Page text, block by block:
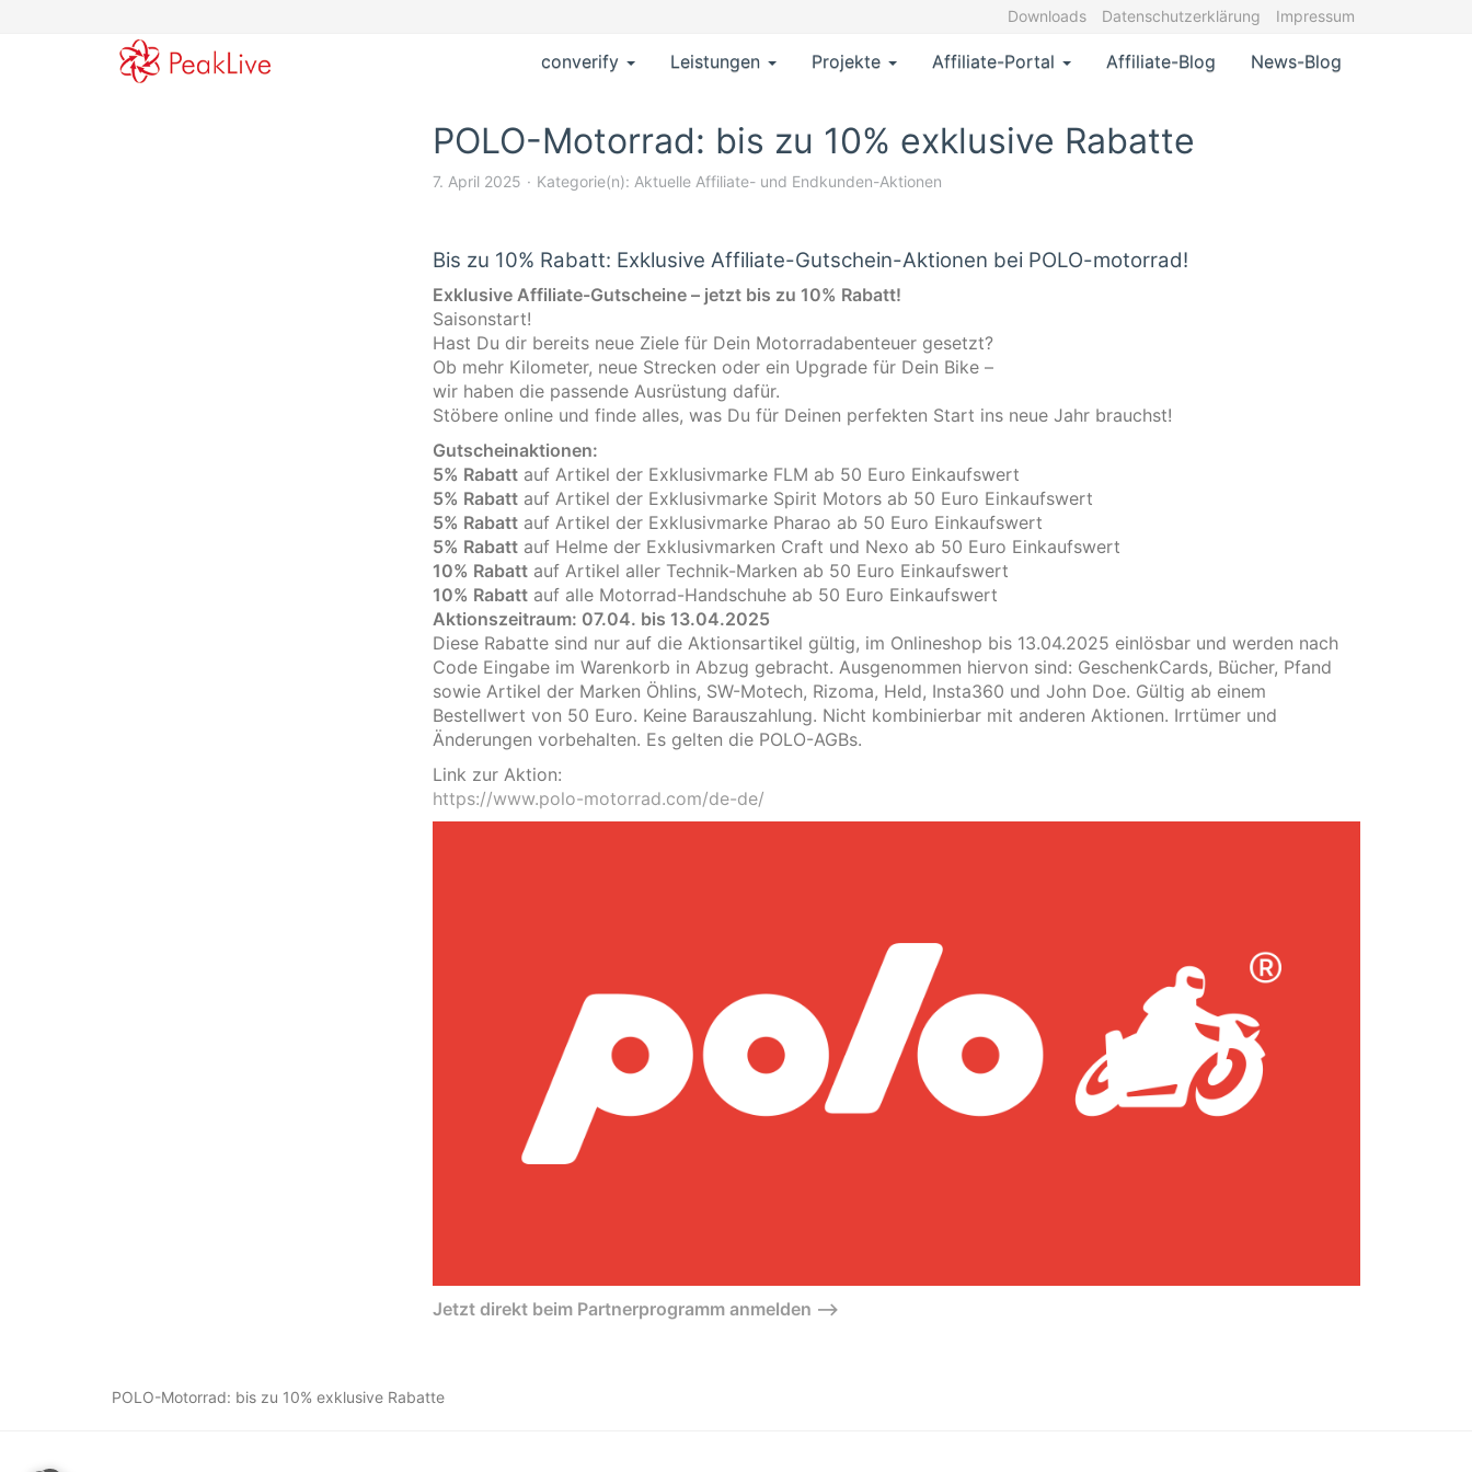
Downloads Datenschutzerklärung Impressum
converify Leistungen Projekte Affiliate-Portal Affiliate-Blog News-Blog
POLO-Motorrad: bis zu 10% exklusive Rabatte
7. April 2025 Kategorie(n): Aktuelle Affiliate- und Endkunden-Aktionen
Bis zu 10% Rabatt: Exklusive Affiliate-Gutschein-Aktionen bei POLO-motorrad!
Exklusive Affiliate-Gutscheine – jetzt bis zu 10% Rabatt!
Saisonstart!
Hast Du dir bereits neue Ziele für Dein Motorradabenteuer gesetzt?
Ob mehr Kilometer, neue Strecken oder ein Upgrade für Dein Bike –
wir haben die passende Ausrüstung dafür.
Stöbere online und finde alles, was Du für Deinen perfekten Start ins neue Jahr brauchst!
Gutscheinaktionen:
5% Rabattauf Artikel der Exklusivmarke FLM ab 50 Euro Einkaufswert
5% Rabattauf Artikel der Exklusivmarke Spirit Motors ab 50 Euro Einkaufswert
5% Rabattauf Artikel der Exklusivmarke Pharao ab 50 Euro Einkaufswert
5% Rabattauf Helme der Exklusivmarken Craft und Nexo ab 50 Euro Einkaufswert
10% Rabattauf Artikel aller Technik-Marken ab 50 Euro Einkaufswert
10% Rabattauf alle Motorrad-Handschuhe ab 50 Euro Einkaufswert
Aktionszeitraum: 07.04. bis 13.04.2025
Diese Rabatte sind nur auf die Aktionsartikel gültig, im Onlineshop bis 13.04.2025 einlösbar und werden nach
Code Eingabe im Warenkorb in Abzug gebracht. Ausgenommen hiervon sind: GeschenkCards, Bücher, Pfand
sowie Artikel der Marken Öhlins, SW-Motech, Rizoma, Held, Insta360 und John Doe. Gültig ab einem
Bestellwert von 50 Euro. Keine Barauszahlung. Nicht kombinierbar mit anderen Aktionen. Irrtümer und
Änderungen vorbehalten. Es gelten die POLO-AGBs.
Link zur Aktion:
https://www.polo-motorrad.com/de-de/
Jetzt direkt beim Partnerprogramm anmelden –>
POLO-Motorrad: bis zu 10% exklusive Rabatte